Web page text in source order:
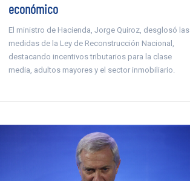
económico
El ministro de Hacienda, Jorge Quiroz, desglosó las
medidas de la Ley de Reconstrucción Nacional,
destacando incentivos tributarios para la clase
media, adultos mayores y el sector inmobiliario.